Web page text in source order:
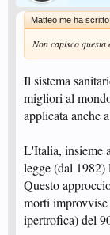
Matteo me ha scritto:
Non capisco
Il sistema
migliori al
applicata anche
L'Italia, insieme
legge (dal 1982)
Questo
morti
ipertrofica) del